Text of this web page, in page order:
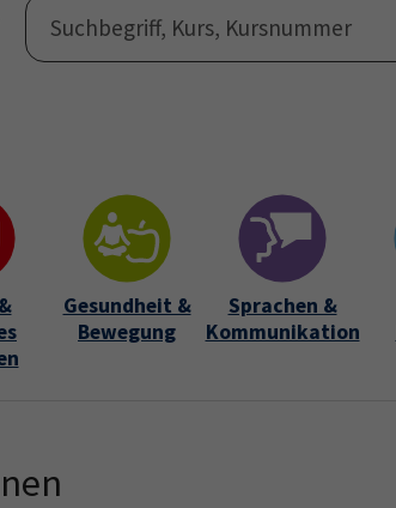
Programm
Gesundheit &
Bewegung
Sprachen &
Kommunikation